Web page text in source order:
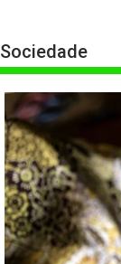
Sociedade